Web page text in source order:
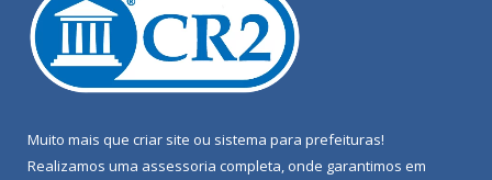
Muito mais que criar site ou sistema para prefeituras!
Realizamos uma assessoria completa, onde garantimos em